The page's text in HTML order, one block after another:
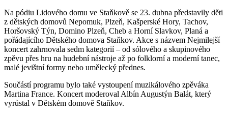
Na pódiu Lidového domu ve Staňkově se 23. dubna představily děti
z dětských domovů Nepomuk, Plzeň, Kašperské Hory, Tachov,
Horšovský Týn, Domino Plzeň, Cheb a Horní Slavkov, Planá a
pořádajícího Dětského domova Staňkov. Akce s názvem Nejmilejší
koncert zahrnovala sedm kategorií – od sólového a skupinového
zpěvu přes hru na hudební nástroje až po folklorní a moderní tanec,
malé jevištní formy nebo umělecký přednes.
Součástí programu bylo také vystoupení muzikálového zpěváka
Martina France. Koncert moderoval Albín Augustýn Balát, který
vyrůstal v Dětském domově Staňkov.